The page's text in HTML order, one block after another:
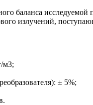
баланса исследуемой
излучений,
м3;
± 5%;